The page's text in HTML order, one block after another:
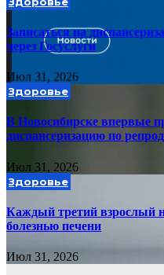
Записаться на
через Госуслуги
Июл 31, 2026
Здоровье
В Новосибирске впервые
диспансеризацию по
Июл 31, 2026
Здоровье
Каждый третий взрослый
болезнью печени
Июл 31, 2026